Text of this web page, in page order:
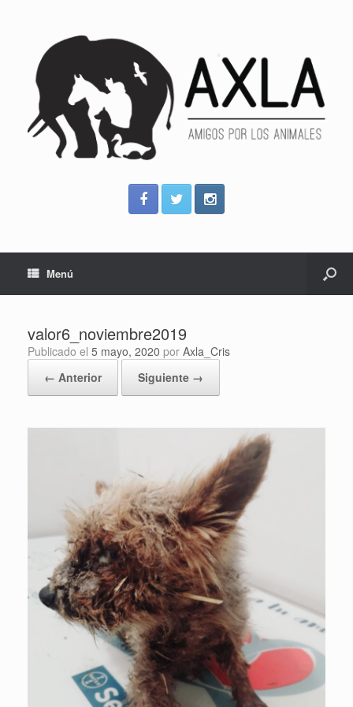
Menú
valor6_noviembre2019
Publicado el 5 mayo, 2020 por Axla_Cris
← Anterior
Siguiente →